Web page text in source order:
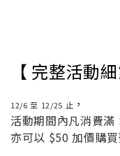
【 完整活動細
12/6 至 12/25 止 ，
活動期間內凡消費滿
亦可以 $50 加價購